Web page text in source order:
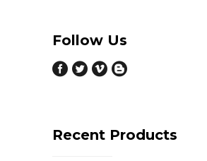
Follow Us
Recent Products